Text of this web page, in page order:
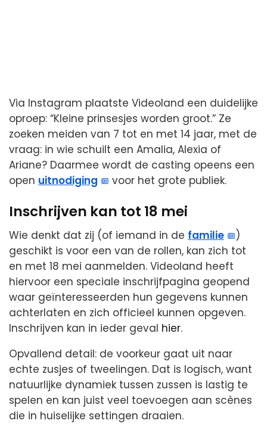
Via Instagram plaatste Videoland een duidelijke
oproep: “Kleine prinsesjes worden groot.” Ze
zoeken meiden van 7 tot en met 14 jaar, met de
vraag: in wie schuilt een Amalia, Alexia of
Ariane? Daarmee wordt de casting opeens een
open uitnodiging voor het grote publiek.
Inschrijven kan tot 18 mei
Wie denkt dat zij (of iemand in de familie
)
geschikt is voor een van de rollen, kan zich tot
en met 18 mei aanmelden. Videoland heeft
hiervoor een speciale inschrijfpagina geopend
waar geïnteresseerden hun gegevens kunnen
achterlaten en zich officieel kunnen opgeven.
Inschrijven kan in ieder geval hier.
Opvallend detail: de voorkeur gaat uit naar
echte zusjes of tweelingen. Dat is logisch, want
natuurlijke dynamiek tussen zussen is lastig te
spelen en kan juist veel toevoegen aan scènes
die in huiselijke settingen draaien.